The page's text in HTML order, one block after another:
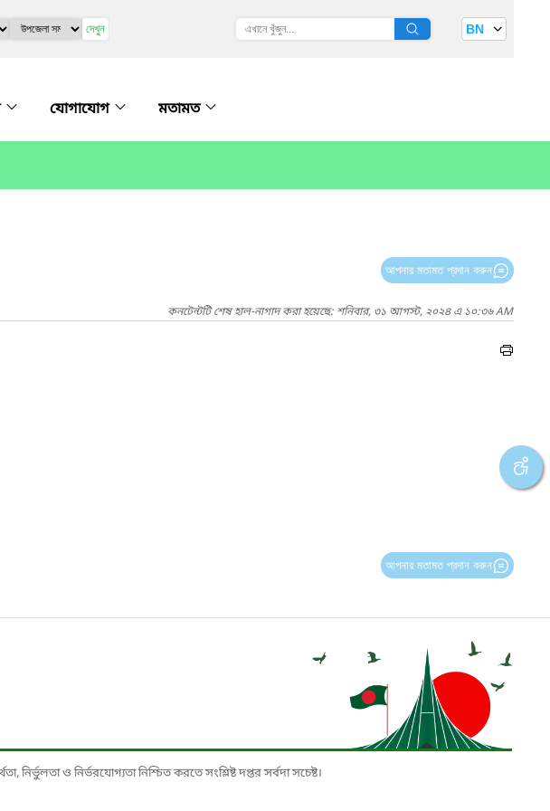
দেখুন BN
যোগাযোগ মতামত
আপনার মতামত প্রদান করুন
কনটেন্টটি শেষ হাল-নাগাদ করা হয়েছে: শনিবার, ৩১ আগস্ট, ২০২৪ এ ১০:৩৬ AM
আপনার মতামত প্রদান করুন
ও নির্ভরযোগ্যতা নিশ্চিত করতে সংশ্লিষ্ট দপ্তর সর্বদা সচেষ্ট।